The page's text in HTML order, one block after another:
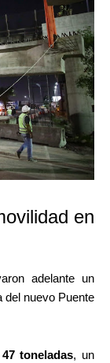
en
adelante un
del nuevo Puente
toneladas, un